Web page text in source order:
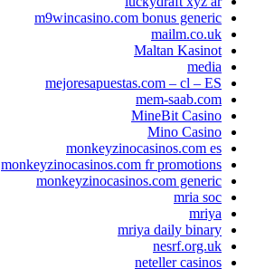
m9wincasino.com bonus generic
mailm.co.uk
Maltan Kasinot
media
mejoresapuestas.com – cl – ES
mem-saab.com
MineBit Casino
Mino Casino
monkeyzinocasinos.com es
monkeyzinocasinos.com fr promotions
monkeyzinocasinos.com generic
mria soc
mriya
mriya daily binary
nesrf.org.uk
neteller casinos